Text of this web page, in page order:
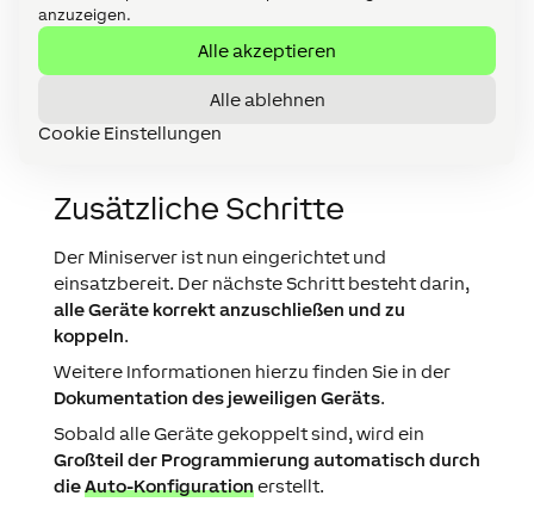
anzuzeigen.
Alle akzeptieren
Alle ablehnen
Cookie Einstellungen
Die Netzwerkkonfiguration des Miniservers ist
Sie die Einstellungen überprüfen.
Zusätzliche Schritte
Der Miniserver ist nun eingerichtet und
einsatzbereit. Der nächste Schritt besteht darin,
alle Geräte korrekt anzuschließen und zu
koppeln.
Weitere Informationen hierzu finden Sie in der
Dokumentation des jeweiligen Geräts.
Sobald alle Geräte gekoppelt sind, wird ein
Großteil der Programmierung automatisch durch
dieAuto-Konfigurationerstellt.